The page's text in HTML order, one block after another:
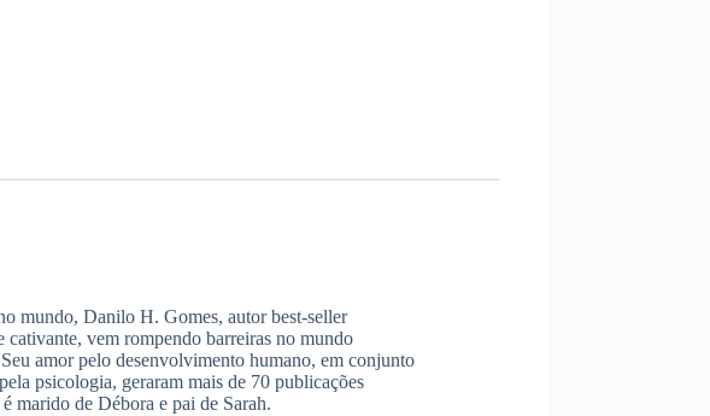
mundo, Danilo H. Gomes, autor best-seller
vem rompendo barreiras no mundo
amor pelo desenvolvimento humano, em conjunto
psicologia, geraram mais de 70 publicações
marido de Débora e pai de Sarah.